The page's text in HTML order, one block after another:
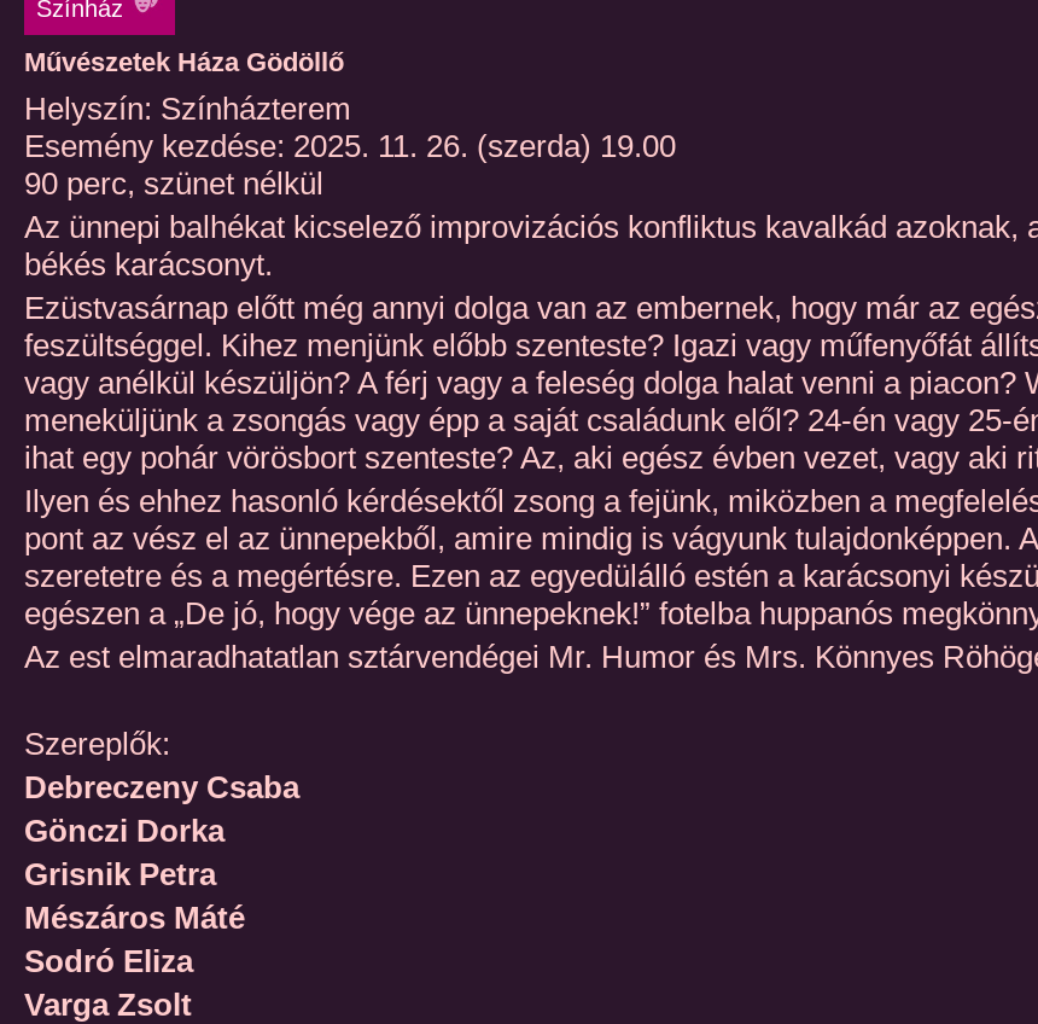
Színház
Művészetek Háza Gödöllő
Helyszín: Színházterem
Esemény kezdése: 2025. 11. 26. (szerda) 19.00
90 perc, szünet nélkül
Az ünnepi balhékat kicselező improvizációs konfliktus kavalkád azoknak,
békés karácsonyt.
Ezüstvasárnap előtt még annyi dolga van az embernek, hogy már az
feszültséggel. Kihez menjünk előbb szenteste? Igazi vagy műfenyőfát
vagy anélkül készüljön? A férj vagy a feleség dolga halat venni a piacon?
meneküljünk a zsongás vagy épp a saját családunk elől? 24-én vagy 25-
ihat egy pohár vörösbort szenteste? Az, aki egész évben vezet, vagy aki
Ilyen és ehhez hasonló kérdésektől zsong a fejünk, miközben a
pont az vész el az ünnepekből, amire mindig is vágyunk tulajdonképpen.
szeretetre és a megértésre. Ezen az egyedülálló estén a karácsonyi
egészen a „De jó, hogy vége az ünnepeknek!” fotelba huppanós
Az est elmaradhatatlan sztárvendégei Mr. Humor és Mrs. Könnyes
Szereplők:
Debreczeny Csaba
Gönczi Dorka
Grisnik Petra
Mészáros Máté
Sodró Eliza
Varga Zsolt